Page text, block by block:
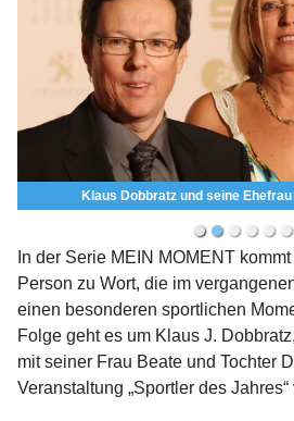
Veranstaltungsort ist seit vielen
In der Serie MEIN MOMENT
Person zu Wort, die im
einen besonderen sportlichen
Folge geht es um Klaus J.
mit seiner Frau Beate und Tochter
Veranstaltung „Sportler des